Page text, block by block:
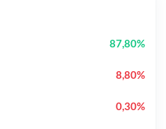
87,80%
8,80%
0,30%